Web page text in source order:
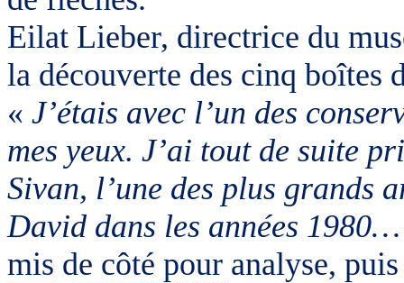
Eilat Lieber, directrice du
la découverte des cinq
« J’étais avec l’un des
mes yeux. J’ai tout de suite
Sivan, l’une des plus grands
David dans les années 1980…
mis de côté pour analyse,